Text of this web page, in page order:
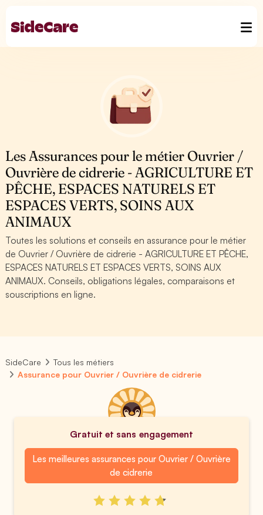
Les Assurances pour le métier Ouvrier /
Ouvrière de cidrerie - AGRICULTURE ET
PÊCHE, ESPACES NATURELS ET
ESPACES VERTS, SOINS AUX
ANIMAUX
Toutes les solutions et conseils en assurance pour le métier
de Ouvrier / Ouvrière de cidrerie - AGRICULTURE ET PÊCHE,
ESPACES NATURELS ET ESPACES VERTS, SOINS AUX
ANIMAUX. Conseils, obligations légales, comparaisons et
souscriptions en ligne.
SideCare
Tous les métiers
Assurance pour Ouvrier / Ouvrière de cidrerie
Gratuit et sans engagement
Les meilleures assurances pour Ouvrier / Ouvrière
de cidrerie